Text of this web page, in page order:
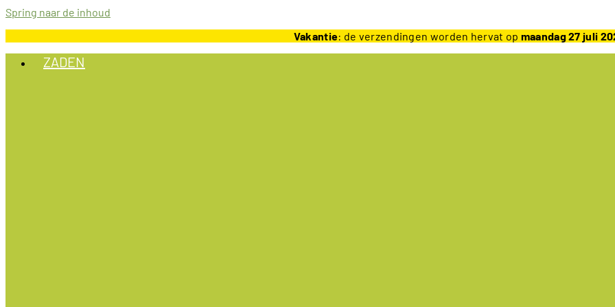
Spring naar de inhoud
Vakantie: de verzendingen worden hervat op maandag 27 juli
ZADEN